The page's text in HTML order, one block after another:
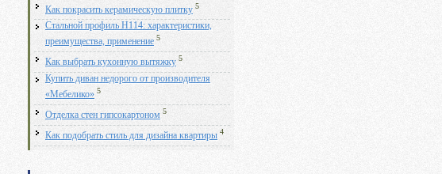
Как покрасить керамическую плитку 5
Стальной профиль Н114: характеристики,
преимущества, применение 5
Как выбрать кухонную вытяжку 5
Купить диван недорого от производителя
«Мебелико» 5
Отделка стен гипсокартоном 5
Как подобрать стиль для дизайна квартиры 4